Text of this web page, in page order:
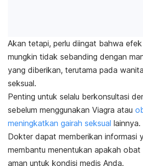
Akan tetapi, perlu diingat bahwa efek
mungkin tidak sebanding dengan
yang diberikan, terutama pada
seksual.
Penting untuk selalu berkonsultasi
sebelum menggunakan Viagra atau
meningkatkan gairah seksual lainnya.
Dokter dapat memberikan informasi
membantu menentukan apakah obat
aman untuk kondisi medis Anda.